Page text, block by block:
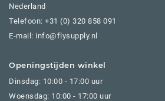
Nederland
Telefoon: +31 (0) 320 858 091
E-mail: info@flysupply.nl
Openingstijden winkel
Dinsdag: 10:00 - 17:00 uur
Woensdag: 10:00 - 17:00 uur